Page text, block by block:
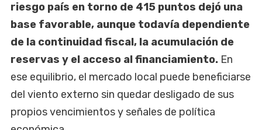
riesgo país en torno de 415 puntos dejó una
base favorable, aunque todavía dependiente
de la continuidad fiscal, la acumulación de
reservas y el acceso al financiamiento. En
ese equilibrio, el mercado local puede beneficiarse
del viento externo sin quedar desligado de sus
propios vencimientos y señales de política